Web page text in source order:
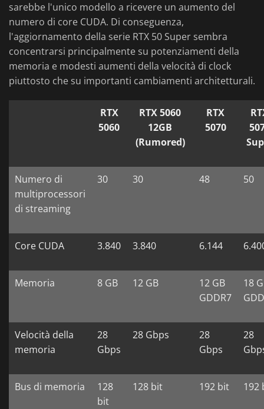
sarebbe l'unico modello a ricevere un aumento del
numero di core CUDA. Di conseguenza,
l'aggiornamento della serie RTX 50 Super sembra
concentrarsi principalmente su potenziamenti della
memoria e modesti aumenti della velocità di clock
piuttosto che su importanti cambiamenti architetturali.
RTX
5060
RTX 5060
12GB
(Rumored)
RTX
5070
Numero di
multiprocessori
di streaming
30 30 48 50
Core CUDA 3.840 3.840 6.144
Memoria 8 GB 12 GB
12 GB
GDDR7
18
Velocità della
memoria
28
Gbps
28 Gbps
28
Gbps
28
Bus di memoria
128
bit
128 bit 192 bit 192